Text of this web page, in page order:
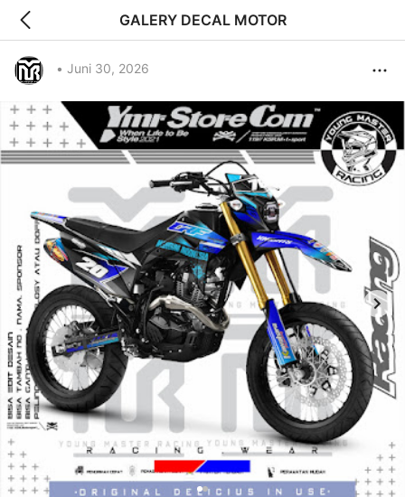
GALERY DECAL MOTOR
• Juni 30, 2026